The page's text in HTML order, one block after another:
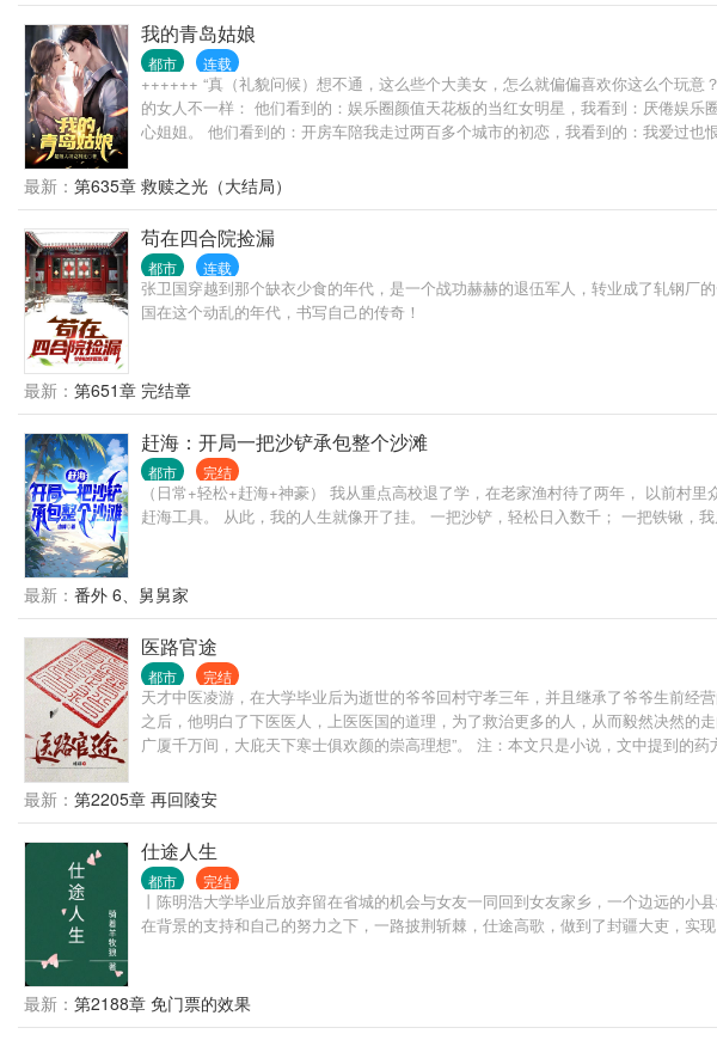
我的青岛姑娘
都市 连载
++++++ “真（礼貌问候）想不通，这么些个大美女，怎么就偏偏喜欢你这么个玩
的女人不一样： 他们看到的：娱乐圈颜值天花板的当红女明星，我看到：厌倦娱
心姐姐。 他们看到的：开房车陪我走过两百多个城市的初恋，我看到的：我爱过
最新： 第635章 救赎之光（大结局）
苟在四合院捡漏
都市 连载
张卫国穿越到那个缺衣少食的年代，是一个战功赫赫的退伍军人，转业成了轧钢
国在这个动乱的年代，书写自己的传奇！
最新： 第651章 完结章
赶海：开局一把沙铲承包整个沙滩
都市 完结
（日常+轻松+赶海+神豪） 我从重点高校退了学，在老家渔村待了两年， 以前村
赶海工具。 从此，我的人生就像开了挂。 一把沙铲，轻松日入数千； 一把铁锹，
最新： 番外 6、舅舅家
医路官途
都市 完结
天才中医凌游，在大学毕业后为逝世的爷爷回村守孝三年，并且继承了爷爷生前经
之后，他明白了下医医人，上医医国的道理，为了救治更多的人，从而毅然决然的
广厦千万间，大庇天下寒士俱欢颜的崇高理想”。 注：本文只是小说，文中提到的药
最新： 第2205章 再回陵安
仕途人生
都市 完结
丨陈明浩大学毕业后放弃留在省城的机会与女友一同回到女友家乡，一个边远的
在背景的支持和自己的努力之下，一路披荆斩棘，仕途高歌，做到了封疆大吏，实
最新： 第2188章 免门票的效果